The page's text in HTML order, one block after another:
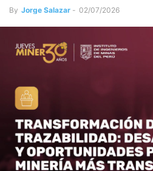
By Jorge Salazar - 02/07/2026